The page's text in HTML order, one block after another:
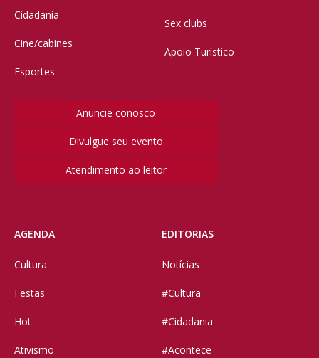
Cidadania
Cine/cabines
Esportes
Sex clubs
Apoio Turístico
Anuncie conosco
Divulgue seu evento
Atendimento ao leitor
AGENDA
Cultura
Festas
Hot
Ativismo
EDITORIAS
Notícias
#Cultura
#Cidadania
#Acontece